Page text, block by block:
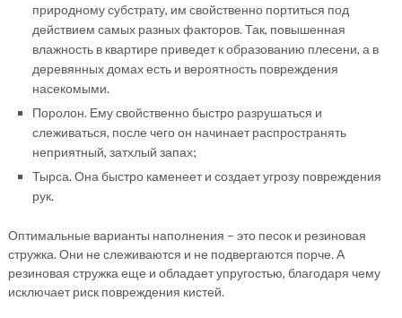
природному субстрату, им свойственно портиться под
действием самых разных факторов. Так, повышенная
влажность в квартире приведет к образованию плесени, а в
деревянных домах есть и вероятность повреждения
насекомыми.
Поролон. Ему свойственно быстро разрушаться и
слеживаться, после чего он начинает распространять
неприятный, затхлый запах;
Тырса. Она быстро каменеет и создает угрозу повреждения
рук.
Оптимальные варианты наполнения – это песок и резиновая
стружка. Они не слеживаются и не подвергаются порче. А
резиновая стружка еще и обладает упругостью, благодаря чему
исключает риск повреждения кистей.